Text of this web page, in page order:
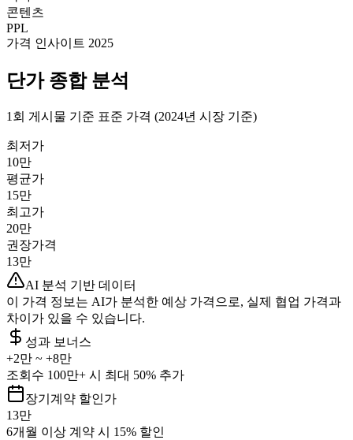
콘텐츠
PPL
가격 인사이트 2025
단가종합 분석
1회 게시물 기준 표준 가격 (2024년 시장 기준)
최저가
10만
평균가
15만
최고가
20만
권장가격
13만
AI 분석 기반 데이터
이 가격 정보는 AI가 분석한 예상 가격으로, 실제 협업 가격과
차이가 있을 수 있습니다.
성과 보너스
+2만 ~ +8만
조회수 100만+ 시 최대 50% 추가
장기계약 할인가
13만
6개월 이상 계약 시 15% 할인